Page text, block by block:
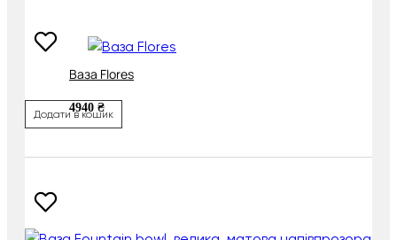
Ваза Flores
4940 ₴
Додати в кошик